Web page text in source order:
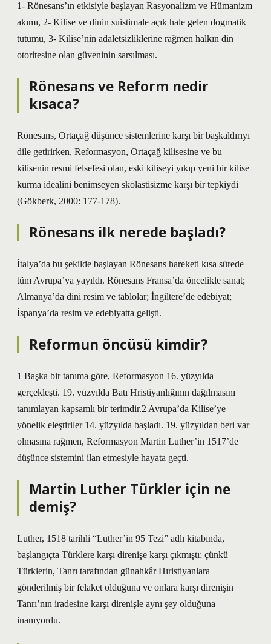
1- Rönesans’ın etkisiyle başlayan Rasyonalizm ve Hümanizm
akımı, 2- Kilise ve dinin suistimale açık hale gelen dogmatik
tutumu, 3- Kilise’nin adaletsizliklerine rağmen halkın din
otoritesine olan güveninin sarsılması.
Rönesans ve Reform nedir
kısaca?
Rönesans, Ortaçağ düşünce sistemlerine karşı bir başkaldırıyı
dile getirirken, Reformasyon, Ortaçağ kilisesine ve bu
kilisenin resmi felsefesi olan, eski kiliseyi yıkıp yeni bir kilise
kurma idealini benimseyen skolastisizme karşı bir tepkiydi
(Gökberk, 2000: 177-178).
Rönesans ilk nerede başladı?
İtalya’da bu şekilde başlayan Rönesans hareketi kısa sürede
tüm Avrupa’ya yayıldı. Rönesans Fransa’da öncelikle sanat;
Almanya’da dini resim ve tablolar; İngiltere’de edebiyat;
İspanya’da resim ve edebiyatta gelişti.
Reformun öncüsü kimdir?
1 Başka bir tanıma göre, Reformasyon 16. yüzyılda
gerçekleşti. 19. yüzyılda Batı Hristiyanlığının dağılmasını
tanımlayan kapsamlı bir terimdir.2 Avrupa’da Kilise’ye
yönelik eleştiriler 14. yüzyılda başladı. 19. yüzyıldan beri var
olmasına rağmen, Reformasyon Martin Luther’in 1517’de
düşünce sistemini ilan etmesiyle hayata geçti.
Martin Luther Türkler için ne
demiş?
Luther, 1518 tarihli “Luther’in 95 Tezi” adlı kitabında,
başlangıçta Türklere karşı direnişe karşı çıkmıştı; çünkü
Türklerin, Tanrı tarafından günahkâr Hıristiyanlara
gönderilmiş bir felaket olduğuna ve onlara karşı direnişin
Tanrı’nın iradesine karşı direnişle aynı şey olduğuna
inanıyordu.